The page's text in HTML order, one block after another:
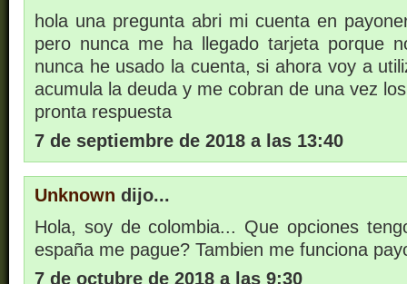
hola una pregunta abri mi cuenta en
pero nunca me ha llegado tarjeta porque
nunca he usado la cuenta, si ahora voy a
acumula la deuda y me cobran de una vez
pronta respuesta
7 de septiembre de 2018 a las 13:40
Unknown dijo...
Hola, soy de colombia... Que opciones
españa me pague? Tambien me funciona
7 de octubre de 2018 a las 9:30